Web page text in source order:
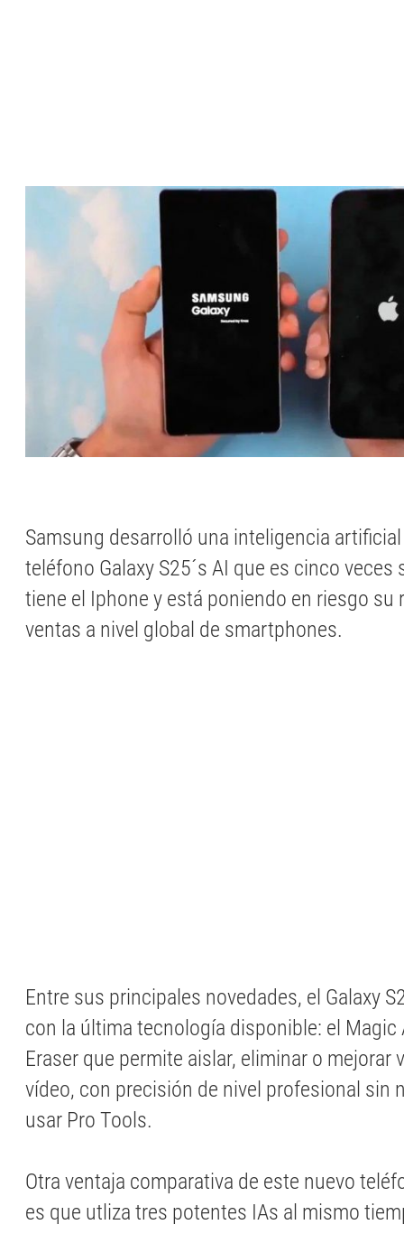
Samsung desarrolló una inteligencia
teléfono Galaxy S25´s AI que es cinco veces
tiene el Iphone y está poniendo en riesgo su
ventas a nivel global de smartphones.
Entre sus principales novedades, el Galaxy
con la última tecnología disponible: el Magic
Eraser que permite aislar, eliminar o mejorar
vídeo, con precisión de nivel profesional sin
usar Pro Tools.
Otra ventaja comparativa de este nuevo
es que utliza tres potentes IAs al mismo